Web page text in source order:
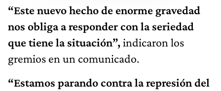
“Este nuevo hecho de enorme gravedad
nos obliga a responder con la seriedad
que tiene la situación”,indicaron los
gremios en un comunicado.
“Estamos parando contra la represión del